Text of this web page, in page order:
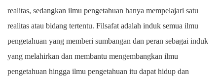
realitas, sedangkan ilmu pengetahuan hanya mempelajari satu
realitas atau bidang tertentu. Filsafat adalah induk semua ilmu
pengetahuan yang memberi sumbangan dan peran sebagai induk
yang melahirkan dan membantu mengembangkan ilmu
pengetahuan hingga ilmu pengetahuan itu dapat hidup dan